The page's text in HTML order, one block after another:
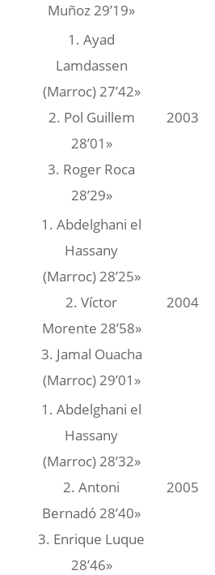
Muñoz 29’19»
1. Ayad
Lamdassen
(Marroc) 27’42»
2. Pol Guillem
28’01»
3. Roger Roca
28’29»
2003
1. Abdelghani el
Hassany
(Marroc) 28’25»
2. Víctor
Morente 28’58»
3. Jamal Ouacha
(Marroc) 29’01»
2004
1. Abdelghani el
Hassany
(Marroc) 28’32»
2. Antoni
Bernadó 28’40»
3. Enrique Luque
28’46»
2005